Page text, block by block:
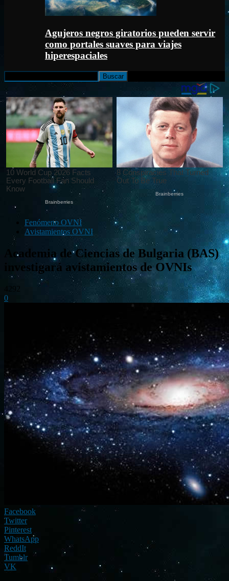
Agujeros negros giratorios pueden servir
como portales suaves para viajes
hiperespaciales
Fenómeno OVNI
Avistamientos OVNI
Academia de Ciencias de Bulgaria (BAS)
investigará avistamientos de OVNIs
0
Facebook
Twitter
Pinterest
WhatsApp
ReddIt
Tumblr
VK